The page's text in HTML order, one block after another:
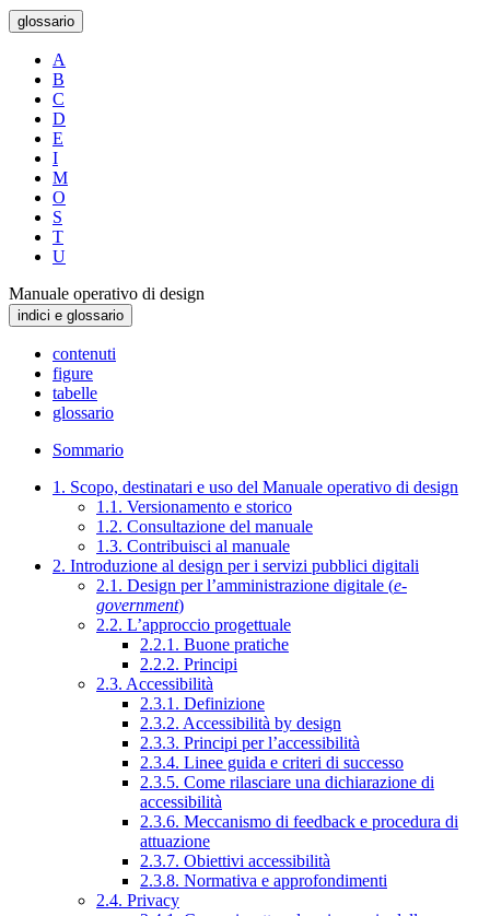
glossario
A
B
C
D
E
I
M
O
S
T
U
Manuale operativo di design
indici e glossario
contenuti
figure
tabelle
glossario
Sommario
1. Scopo, destinatari e uso del Manuale operativo di design
1.1. Versionamento e storico
1.2. Consultazione del manuale
1.3. Contribuisci al manuale
2. Introduzione al design per i servizi pubblici digitali
2.1. Design per l’amministrazione digitale (e-
government)
2.2. L’approccio progettuale
2.2.1. Buone pratiche
2.2.2. Principi
2.3. Accessibilità
2.3.1. Definizione
2.3.2. Accessibilità by design
2.3.3. Principi per l’accessibilità
2.3.4. Linee guida e criteri di successo
2.3.5. Come rilasciare una dichiarazione di
accessibilità
2.3.6. Meccanismo di feedback e procedura di
attuazione
2.3.7. Obiettivi accessibilità
2.3.8. Normativa e approfondimenti
2.4. Privacy